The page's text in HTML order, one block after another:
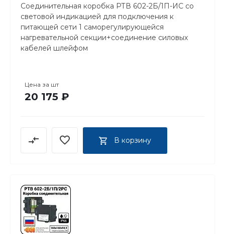
Соединительная коробка РТВ 602-2Б/1П-ИС со
световой индикацией для подключения к
питающей сети 1 саморегулирующейся
нагревательной секции+соединение силовых
кабелей шлейфом
Цена за шт
20 175 ₽
В корзину